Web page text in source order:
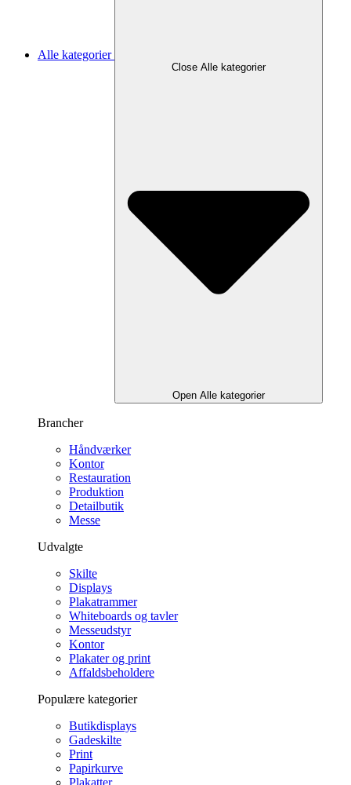
Alle kategorier
Close Alle kategorier
Open Alle kategorier
Brancher
Håndværker
Kontor
Restauration
Produktion
Detailbutik
Messe
Udvalgte
Skilte
Displays
Plakatrammer
Whiteboards og tavler
Messeudstyr
Kontor
Plakater og print
Affaldsbeholdere
Populære kategorier
Butikdisplays
Gadeskilte
Print
Papirkurve
Plakatter